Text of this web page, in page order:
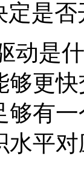
是
动是
够更
够有
水平